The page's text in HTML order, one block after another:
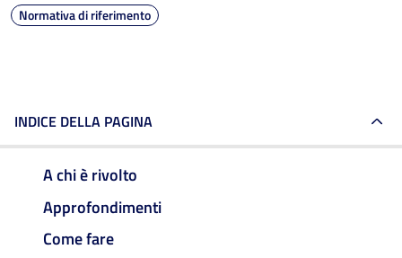
Normativa di riferimento
INDICE DELLA PAGINA
A chi è rivolto
Approfondimenti
Come fare